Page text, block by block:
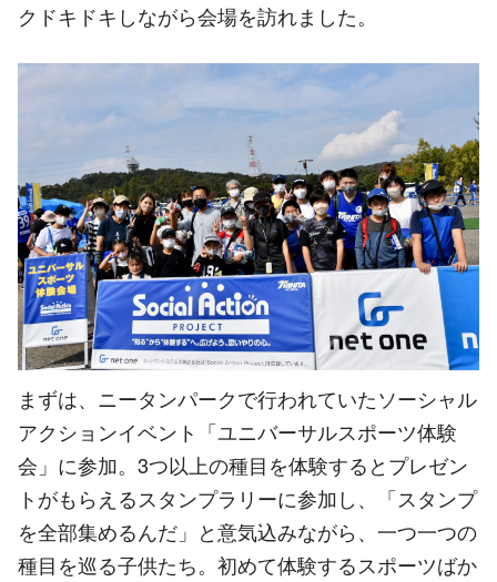
クドキドキしながら会場を訪れました。
まずは、ニータンパークで行われていたソーシャル
アクションイベント「ユニバーサルスポーツ体験
会」に参加。3つ以上の種目を体験するとプレゼン
トがもらえるスタンプラリーに参加し、「スタンプ
を全部集めるんだ」と意気込みながら、一つ一つの
種目を巡る子供たち。初めて体験するスポーツばか